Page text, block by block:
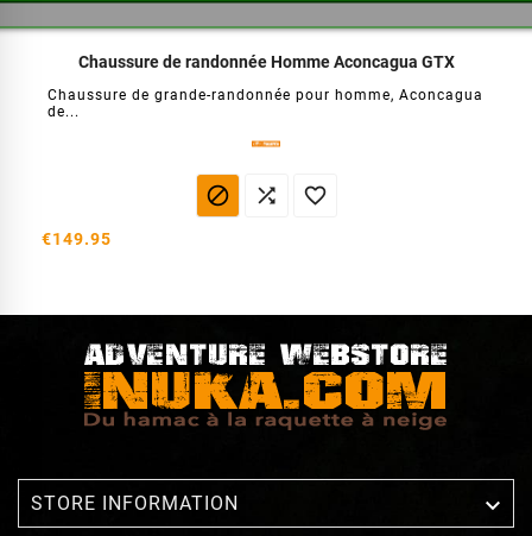
Chaussure de randonnée Homme Aconcagua GTX
Chaussure de grande-randonnée pour homme, Aconcagua
de...
  
€149.95
STORE INFORMATION 